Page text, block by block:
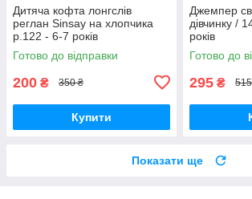
Дитяча кофта лонгслів
реглан Sinsay на хлопчика
р.122 - 6-7 років
Готово до відправки
200 ₴ 350 ₴
Купити
Джемпер
дівчинку /
років
Готово до
295 ₴
Показати ще